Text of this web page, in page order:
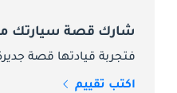
شارك قصة سيارتك
فتجربة قيادتها قصة
اكتب تقييم